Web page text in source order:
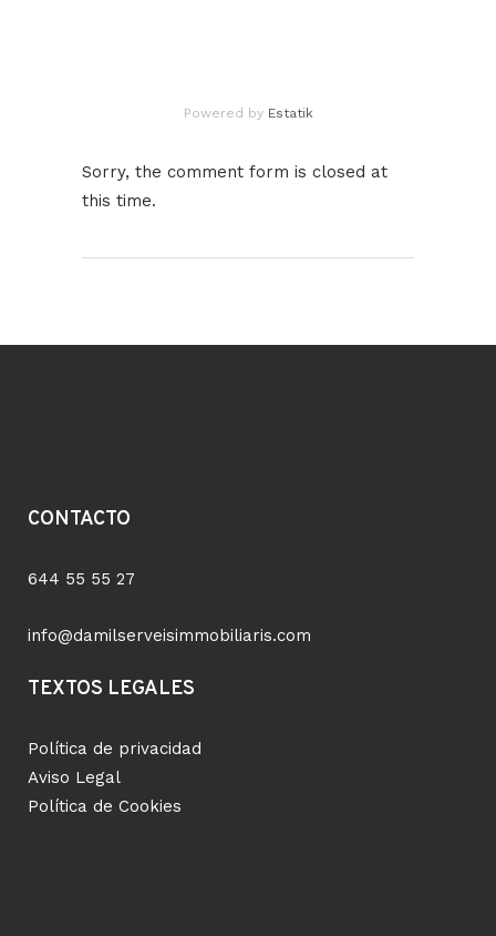
Powered by Estatik
Sorry, the comment form is closed at
this time.
CONTACTO
644 55 55 27
info@damilserveisimmobiliaris.com
TEXTOS LEGALES
Política de privacidad
Aviso Legal
Política de Cookies